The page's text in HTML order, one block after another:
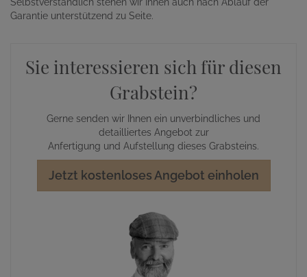
Garantie unterstützend zu Seite.
Sie interessieren sich für diesen
Grabstein?
Gerne senden wir Ihnen ein unverbindliches und
detailliertes Angebot zur
Anfertigung und Aufstellung dieses Grabsteins.
Jetzt kostenloses Angebot einholen